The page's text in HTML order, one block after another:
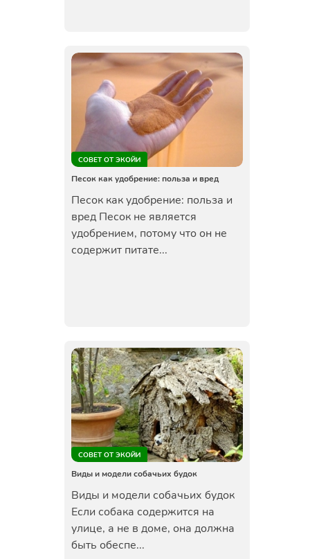
СОВЕТ ОТ ЭКОЙИ
Песок как удобрение: польза и вред
Песок как удобрение: польза и
вред Песок не является
удобрением, потому что он не
содержит питате...
СОВЕТ ОТ ЭКОЙИ
Виды и модели собачьих будок
Виды и модели собачьих будок
Если собака содержится на
улице, а не в доме, она должна
быть обеспе...